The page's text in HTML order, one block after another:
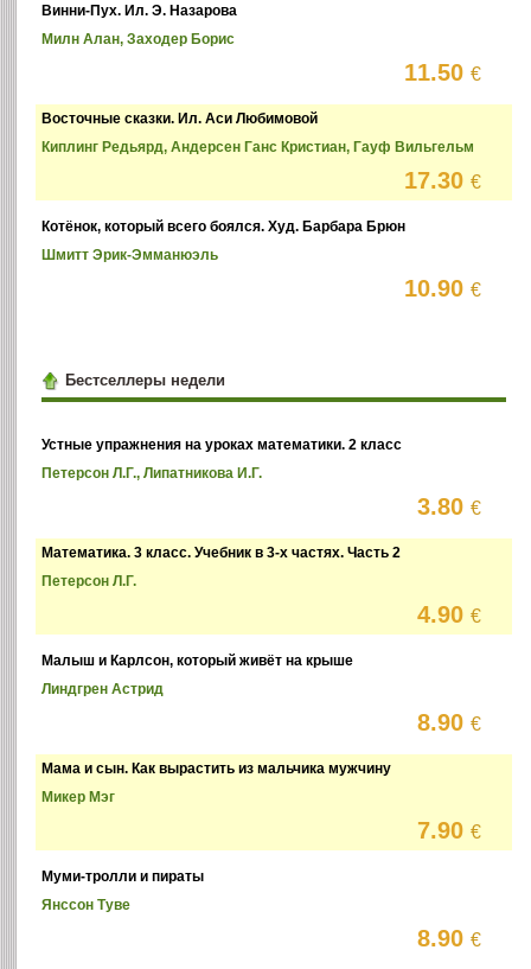
Винни-Пух. Ил. Э. Назарова
Милн Алан, Заходер Борис
11.50€
Восточные сказки. Ил. Аси Любимовой
Киплинг Редьярд, Андерсен Ганс Кристиан, Гауф Вильгельм
17.30€
Котёнок, который всего боялся. Худ. Барбара Брюн
Шмитт Эрик-Эмманюэль
10.90€
Бестселлеры недели
Устные упражнения на уроках математики. 2 класс
Петерсон Л.Г., Липатникова И.Г.
3.80€
Математика. 3 класс. Учебник в 3-х частях. Часть 2
Петерсон Л.Г.
4.90€
Малыш и Карлсон, который живёт на крыше
Линдгрен Астрид
8.90€
Мама и сын. Как вырастить из мальчика мужчину
Микер Мэг
7.90€
Муми-тролли и пираты
Янссон Туве
8.90€